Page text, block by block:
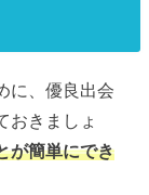
に、優良出会
おきましょ
が簡単にでき